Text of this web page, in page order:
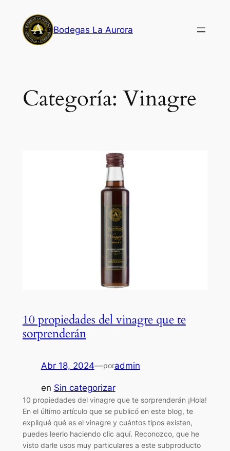
contenido
Bodegas La Aurora
Categoría: Vinagre
10 propiedades del vinagre que te
sorprenderán
Abr 18, 2024—poradmin
en Sin categorizar
10 propiedades del vinagre que te sorprenderán ¡Hola!
En el último artículo que se publicó en este blog, te
expliqué qué es el vinagre y cuántos tipos existen,
puedes leerlo haciendo clic aquí. Reconozco, que he
visto darle usos muy particulares a este subproducto